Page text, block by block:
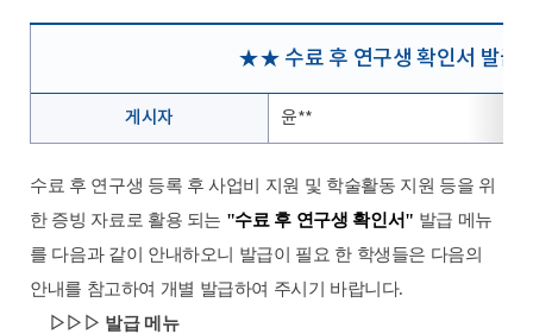
★★ 수료 후 연구생 확인서 발급
게시자 윤**
수료 후 연구생 등록 후 사업비 지원 및 학술활동 지원 등을 위
한 증빙 자료로 활용 되는 "수료 후 연구생 확인서" 발급 메뉴
를 다음과 같이 안내하오니 발급이 필요 한 학생들은 다음의
안내를 참고하여 개별 발급하여 주시기 바랍니다.
▷▷▷ 발급 메뉴